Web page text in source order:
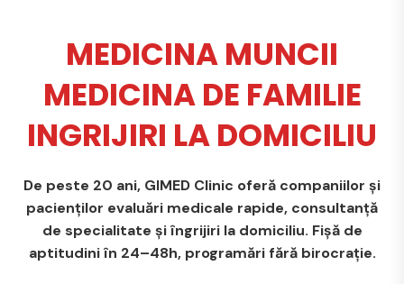
MEDICINA MUNCII
MEDICINA DE FAMILIE
INGRIJIRI LA DOMICILIU
De peste 20 ani, GIMED Clinic oferă companiilor și
pacienților evaluări medicale rapide, consultanță
de specialitate și îngrijiri la domiciliu. Fișă de
aptitudini în 24–48h, programări fără birocrație.